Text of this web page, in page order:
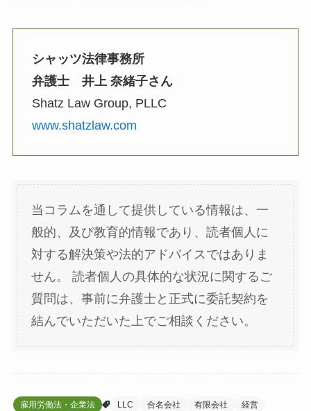
シャッツ法律事務所
弁護士 井上 奈緒子さん
Shatz Law Group, PLLC
www.shatzlaw.com
当コラムを通して提供している情報は、一
般的、及び教育的情報であり、読者個人に
対する解決策や法的アドバイスではありま
せん。 読者個人の具体的な状況に関するご
質問は、事前に弁護士と正式に委託契約を
結んでいただいた上でご相談ください。
雇用労働法・企業法 LLC 合名会社 有限会社 経営